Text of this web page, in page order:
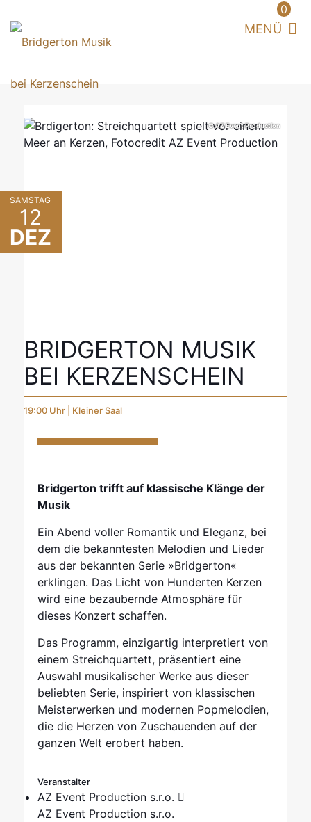
0
SAMSTAG
12
DEZ
© AZ Event Production
BRIDGERTON MUSIK
BEI KERZENSCHEIN
19:00 Uhr | Kleiner Saal
Bridgerton trifft auf klassische Klänge der
Musik
Ein Abend voller Romantik und Eleganz, bei
dem die bekanntesten Melodien und Lieder
aus der bekannten Serie »Bridgerton«
erklingen. Das Licht von Hunderten Kerzen
wird eine bezaubernde Atmosphäre für
dieses Konzert schaffen.
Das Programm, einzigartig interpretiert von
einem Streichquartett, präsentiert eine
Auswahl musikalischer Werke aus dieser
beliebten Serie, inspiriert von klassischen
Meisterwerken und modernen Popmelodien,
die die Herzen von Zuschauenden auf der
ganzen Welt erobert haben.
Veranstalter
AZ Event Production s.r.o.
AZ Event Production s.r.o.